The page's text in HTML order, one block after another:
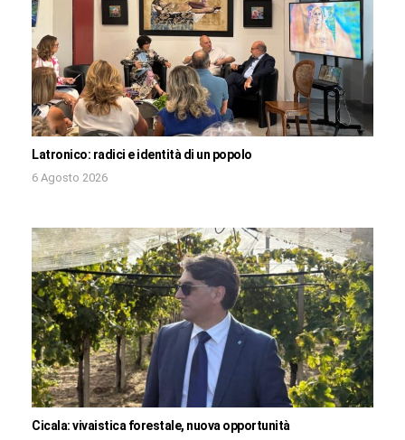
Latronico: radici e identità di un popolo
6 Agosto 2026
Cicala: vivaistica forestale, nuova opportunità